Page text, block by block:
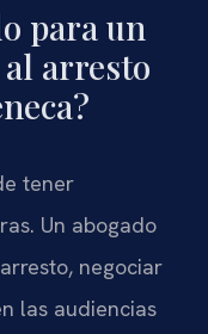
para un
arresto
tener
Un abogado
negociar
las audiencias